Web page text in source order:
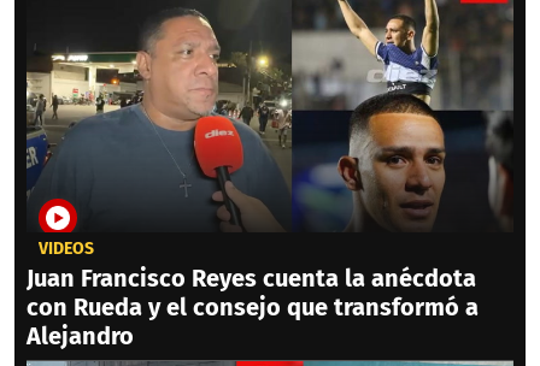
VIDEOS
Juan Francisco Reyes cuenta la anécdota
con Rueda y el consejo que transformó a
Alejandro